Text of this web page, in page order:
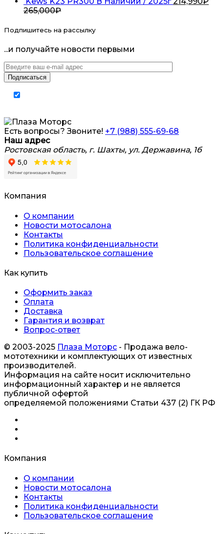
265,000₽
Подпишитесь на рассылку
...и получайте новости первыми
Есть вопросы? Звоните! +7 (988) 555-69-68
Наш адрес
Ростовская область, г. Шахты, ул. Державина, 1б
Компания
О компании
Новости мотосалона
Контакты
Политика конфиденциальности
Пользовательское соглашение
Как купить
Оформить заказ
Оплата
Доставка
Гарантия и возврат
Вопрос-ответ
© 2003-2025 Плаза Моторс - Продажа вело-
мототехники и комплектующих от известных
производителей.
Информация на сайте носит исключительно
информационный характер и не является
публичной офертой
определяемой положениями Статьи 437 (2) ГК РФ
Компания
О компании
Новости мотосалона
Контакты
Политика конфиденциальности
Пользовательское соглашение